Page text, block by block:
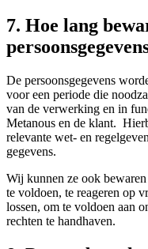
7. Hoe lang
De persoonsgegevens
voor een periode die
van de verwerking en in
Metanous en de klant.
relevante wet- en
gegevens.
Wij kunnen ze ook
te voldoen, te reageren op
lossen, om te voldoen aan
rechten te handhaven.